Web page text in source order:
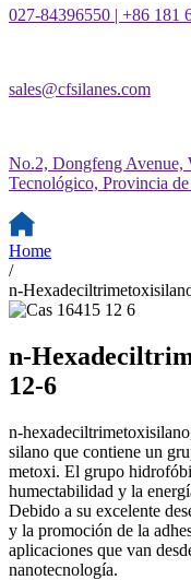
027-84396550 | +86 181
sales@cfsilanes.com
No.2, Dongfeng Avenue,
Tecnológico, Provincia
Home
/
n-
n-
12-6
n-
silano que contiene un
metoxi. El grupo
humectabilidad y la
Debido a su excelente
y la promoción de la
aplicaciones que van
nanotecnología.